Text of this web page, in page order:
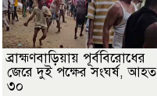
ব্রাহ্মণবাড়িয়ায় পূর্ববিরোধের
জেরে দুই পক্ষের সংঘর্ষ, আহত
৩০